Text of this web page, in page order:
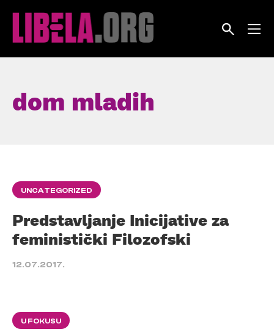
dom mladih
UNCATEGORIZED
Predstavljanje Inicijative za
feministički Filozofski
12.07.2017.
U FOKUSU